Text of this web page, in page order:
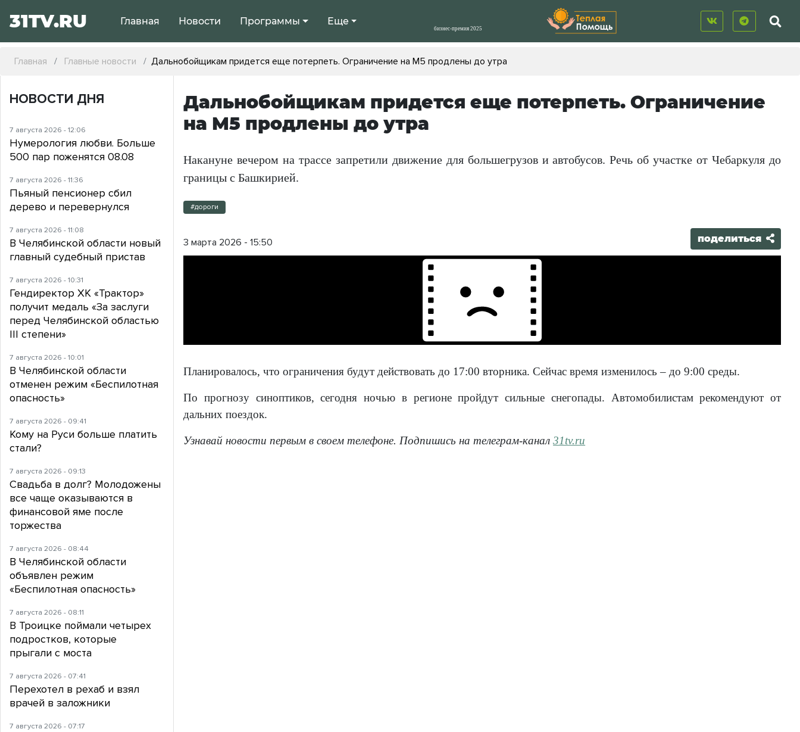
31TV.RU Главная Новости Программы Еще
Главная Главные новости Дальнобойщикам придется еще потерпеть. Ограничение на М5 продлены до утра
Дальнобойщикам придется еще потерпеть. Ограничение
на М5 продлены до утра
Накануне вечером на трассе запретили движение для большегрузов и автобусов. Речь об участке от Чебаркуля до
границы с Башкирией.
#дороги
3 марта 2026 - 15:50 поделиться
Планировалось, что ограничения будут действовать до 17:00 вторника. Сейчас время изменилось – до 9:00 среды.
По прогнозу синоптиков, сегодня ночью в регионе пройдут сильные снегопады. Автомобилистам рекомендуют от
дальних поездок.
Узнавай новости первым в своем телефоне. Подпишись на телеграм-канал31tv.ru
НОВОСТИ ДНЯ
7 августа 2026 - 12:06
Нумерология любви. Больше
500 пар поженятся 08.08
7 августа 2026 - 11:36
Пьяный пенсионер сбил
дерево и перевернулся
7 августа 2026 - 11:08
В Челябинской области новый
главный судебный пристав
7 августа 2026 - 10:31
Гендиректор ХК «Трактор»
получит медаль «За заслуги
перед Челябинской областью
III степени»
7 августа 2026 - 10:01
В Челябинской области
отменен режим «Беспилотная
опасность»
7 августа 2026 - 09:41
Кому на Руси больше платить
стали?
7 августа 2026 - 09:13
Свадьба в долг? Молодожены
все чаще оказываются в
финансовой яме после
торжества
7 августа 2026 - 08:44
В Челябинской области
объявлен режим
«Беспилотная опасность»
7 августа 2026 - 08:11
В Троицке поймали четырех
подростков, которые
прыгали с моста
7 августа 2026 - 07:41
Перехотел в рехаб и взял
врачей в заложники
7 августа 2026 - 07:17